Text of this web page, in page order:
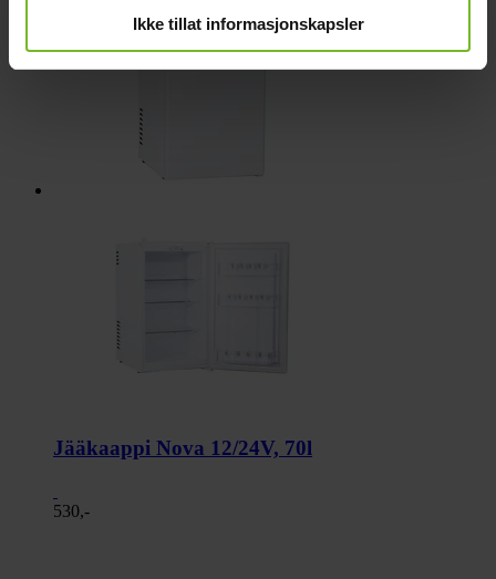
Ikke tillat informasjonskapsler
Jääkaappi Nova 12/24V, 70l
530,-